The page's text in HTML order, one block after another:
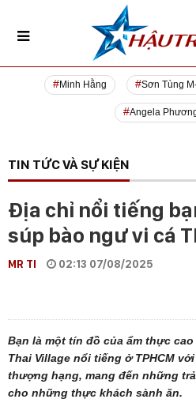
Minh Hằng Sơn Tùng
Angela
TIN TỨC VÀ SỰ KIỆN
Địa chỉ nổi tiếng
súp bào ngư vi cá
MR TI 02:13 07/08/2025
Bạn là một tín đồ của ẩm thực
Thai Village nổi tiếng ở TPHCM
thượng hạng, mang đến những
cho những thực khách sành ăn.